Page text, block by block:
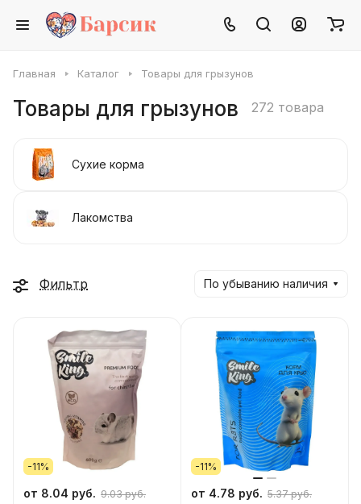
Главная Каталог Товары для грызунов
Товары для грызунов 272 товара
Сухие корма
Лакомства
Фильтр По убыванию наличия
-11%
от 8.04 руб. 9.03 руб.
-11%
от 4.78 руб. 5.37 руб.